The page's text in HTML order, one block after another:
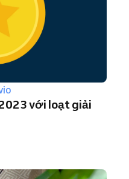
với loạt giải